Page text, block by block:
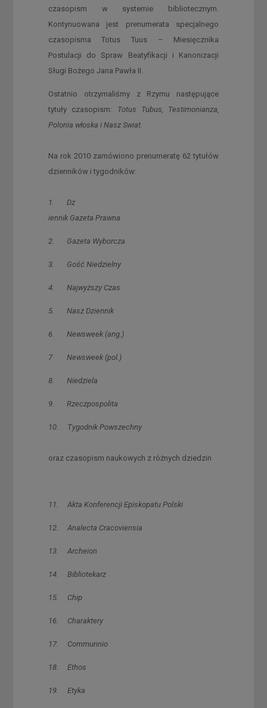
czasopism w systemie bibliotecznym.
Kontynuowana jest prenumerata specjalnego
czasopisma Totus Tuus – Miesięcznika
Postulacji do Spraw Beatyfikacji i Kanonizacji
Sługi Bożego Jana Pawła II.
Ostatnio otrzymaliśmy z Rzymu następujące
tytuły czasopism: Totus Tubus, Testimonianza,
Polonia włoska i Nasz Swiat.
Na rok 2010 zamówiono prenumeratę 62 tytułów
dzienników i tygodników:
1. Dz
iennik Gazeta Prawna
2. Gazeta Wyborcza
3. Gość Niedzielny
4. Najwyższy Czas
5. Nasz Dziennik
6. Newsweek (ang.)
7 Newsweek (pol.)
8. Niedziela
9. Rzeczpospolita
10. Tygodnik Powszechny
oraz czasopism naukowych z różnych dziedzin
11. Akta Konferencji Episkopatu Polski
12. Analecta Cracoviensia
13. Archeion
14. Bibliotekarz
15. Chip
16. Charaktery
17. Communnio
18. Ethos
19. Etyka